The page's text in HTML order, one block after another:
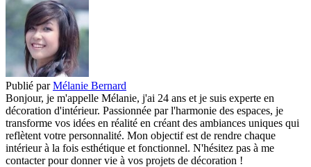
Publié par Mélanie Bernard
Bonjour, je m'appelle Mélanie, j'ai 24 ans et je suis experte en
décoration d'intérieur. Passionnée par l'harmonie des espaces, je
transforme vos idées en réalité en créant des ambiances uniques qui
reflètent votre personnalité. Mon objectif est de rendre chaque
intérieur à la fois esthétique et fonctionnel. N'hésitez pas à me
contacter pour donner vie à vos projets de décoration !